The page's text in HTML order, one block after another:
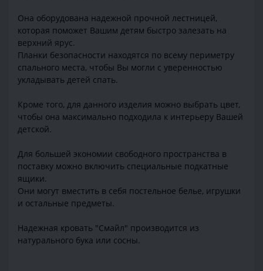
Она оборудована надежной прочной лестницей,
которая поможет Вашим детям быстро залезать на
верхний ярус.
Планки безопасности находятся по всему периметру
спального места, чтобы Вы могли с уверенностью
укладывать детей спать.
Кроме того, для данного изделия можно выбрать цвет,
чтобы она максимально подходила к интерьеру Вашей
детской.
Для большей экономии свободного пространства в
поставку можно включить специальные подкатные
ящики.
Они могут вместить в себя постельное белье, игрушки
и остальные предметы.
Надежная кровать "Смайл" производится из
натурального бука или сосны.